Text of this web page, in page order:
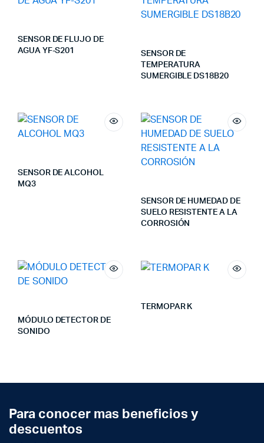
SENSOR DE FLUJO DE
AGUA YF-S201
SENSOR DE
TEMPERATURA
SUMERGIBLE DS18B20
SENSOR DE ALCOHOL
MQ3
SENSOR DE HUMEDAD DE
SUELO RESISTENTE A LA
CORROSIÓN
MÓDULO DETECTOR DE
SONIDO
TERMOPAR K
Para conocer mas beneficios y
descuentos